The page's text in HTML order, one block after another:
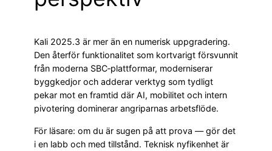
Kali 2025.3 är mer än en numerisk uppgradering.
Den återför funktionalitet som kortvarigt försvunnit
från moderna SBC‑plattformar, moderniserar
bygg­kedjor och adderar verktyg som tydligt
pekar mot en framtid där AI, mobilitet och intern
pivotering dominerar angriparnas arbetsflöde.
För läsare: om du är sugen på att prova — gör det
i en labb och med tillstånd. Teknisk nyfikenhet är